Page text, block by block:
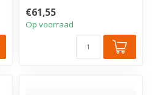
€61,55
Op voorraad